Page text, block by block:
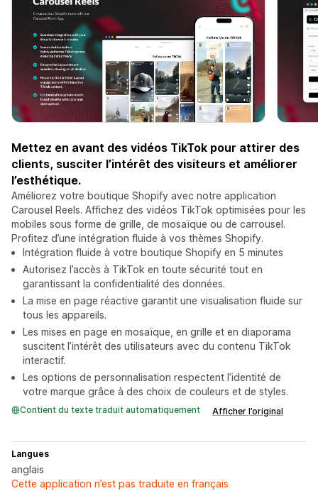
Mettez en avant des vidéos TikTok pour attirer des
clients, susciter l’intérêt des visiteurs et améliorer
l’esthétique.
Améliorez votre boutique Shopify avec notre application
Carousel Reels. Affichez des vidéos TikTok optimisées pour les
mobiles sous forme de grille, de mosaïque ou de carrousel.
Profitez d’une intégration fluide à vos thèmes Shopify.
Intégration fluide à votre boutique Shopify en 5 minutes
Autorisez l’accès à TikTok en toute sécurité tout en
garantissant la confidentialité des données.
La mise en page réactive garantit une visualisation fluide sur
tous les appareils.
Les mises en page en mosaïque, en grille et en diaporama
suscitent l’intérêt des utilisateurs avec du contenu TikTok
interactif.
Les options de personnalisation respectent l’identité de
votre marque grâce à des choix de couleurs et de styles.
Contient du texte traduit automatiquement Afficher l’original
Langues
anglais
Cette application n’est pas traduite en français